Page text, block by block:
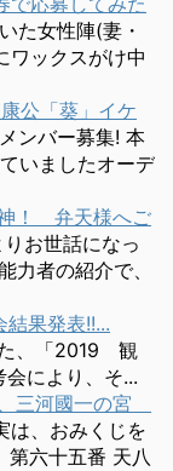
た女性陣(妻・
ワックスがけ中
公「葵」イケ
ンバー募集! 本
いましたオーデ
！ 弁天様へご
お世話になっ
力者の紹介で、
果発表!!...
た、「2019 観
により、そ...
三河國一の宮
は、おみくじを
第六十五番 天八